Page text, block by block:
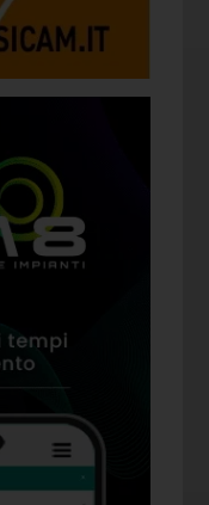
aziendali per
benessere, del